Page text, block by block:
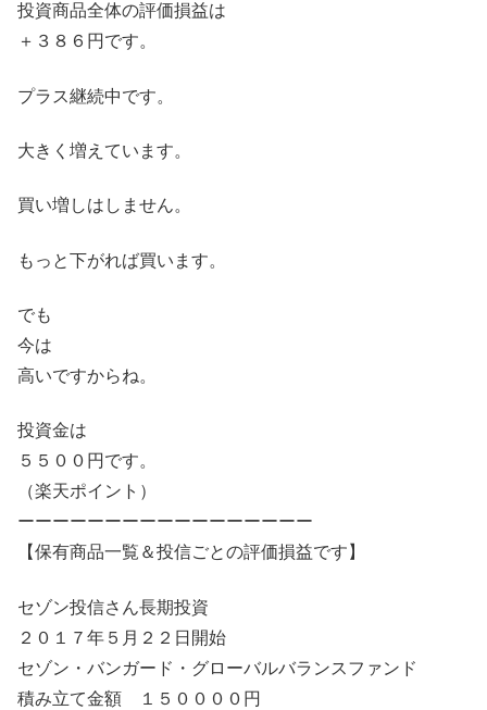
投資商品全体の評価損益は
＋３８６円です。
プラス継続中です。
大きく増えています。
買い増しはしません。
もっと下がれば買います。
でも
今は
高いですからね。
投資金は
５５００円です。
（楽天ポイント）
ーーーーーーーーーーーーーーーーー
【保有商品一覧＆投信ごとの評価損益です】
セゾン投信さん長期投資
２０１７年５月２２日開始
セゾン・バンガード・グローバルバランスファンド
積み立て金額 １５００００円